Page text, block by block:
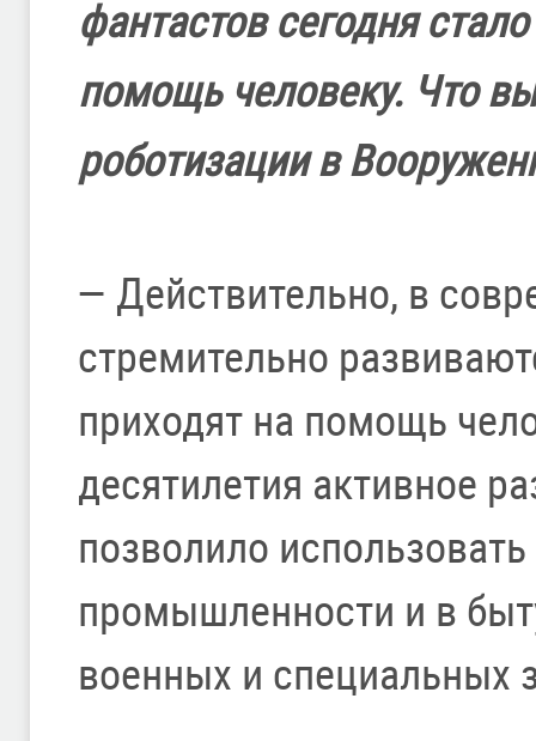
фантастов сегодня
помощь человеку. Что
роботизации в
— Действительно, в
стремительно
приходят на помощь
десятилетия активное
позволило
промышленности и в
военных и специальных